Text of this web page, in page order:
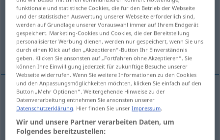
Übersicht aller Übersetzungen
(Für mehr Details die Übersetzung anklicken/antippen)
tormenta
tormentaf Gewitter
funktionale und statistische Cookies, die für den Betrieb der Webseite
und der statistischen Auswertung unserer Webseite erforderlich sind,
werden auf Grundlage unserer Vorauswahl immer auf Ihrem Endgerät
gespeichert. Marketing-Cookies und Cookies, die der Bereitstellung
personalisierter Werbung dienen, werden nur gespeichert, wenn Sie uns
durch einen Klick auf den „Akzeptieren“-Button Ihr Einverständnis
geben. Klicken Sie ansonsten auf „Fortfahren ohne Akzeptieren“. Sie
können Ihre Einwilligung jederzeit für zukünftige Besuche unserer
Webseite widerrufen. Wenn Sie weitere Informationen zu den Cookies
und den Anpassungsmöglichkeiten möchten, klicken Sie einfach auf den
Button „Mehr Optionen“. Weitergehende Hinweise zu der
Datenverarbeitung entnehmen Sie ansonsten unserer
Datenschutzerklärung. Hier finden Sie unserImpressum.
Wir und unsere Partner verarbeiten Daten, um
Folgendes bereitzustellen: